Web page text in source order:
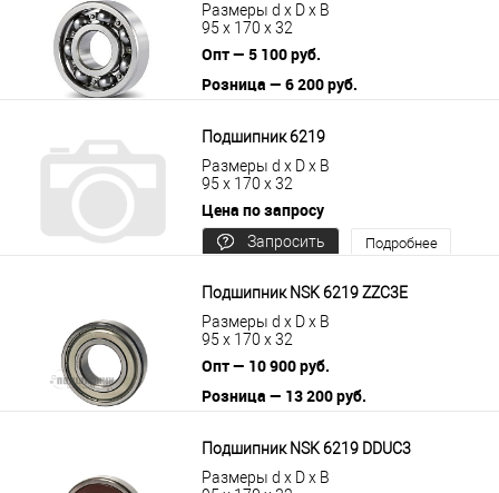
Размеры d x D x B
95 x 170 x 32
Опт — 5 100 руб.
Розница — 6 200 руб.
Подшипник 6219
Размеры d x D x B
95 x 170 x 32
Цена по запросу
Запросить
Подробнее
Подшипник NSK 6219 ZZC3E
Размеры d x D x B
95 x 170 x 32
Опт — 10 900 руб.
Розница — 13 200 руб.
Подшипник NSK 6219 DDUC3
Размеры d x D x B